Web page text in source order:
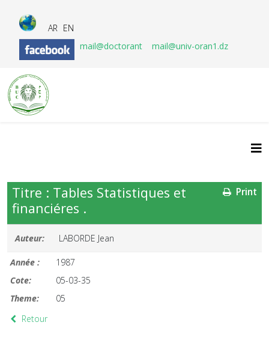
AR EN
mail@doctorant
mail@univ-oran1.dz
Print
Titre : Tables Statistiques et
financiéres .
Auteur: LABORDE Jean
Année :
1987
Cote:
05-03-35
Theme:
05
Retour